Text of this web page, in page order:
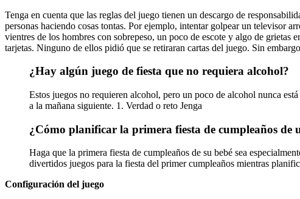
Tenga en cuenta que las reglas del juego tienen un descargo de
personas haciendo cosas tontas. Por ejemplo, intentar golpear un televisor
vientres de los hombres con sobrepeso, un poco de escote y algo de
tarjetas. Ninguno de ellos pidió que se retiraran cartas del juego. Sin
¿Hay algún juego de fiesta que no requiera alcohol?
Estos juegos no requieren alcohol, pero un poco de alcohol nunca
a la mañana siguiente. 1. Verdad o reto Jenga
¿Cómo planificar la primera fiesta de cumpleaños de
Haga que la primera fiesta de cumpleaños de su bebé sea
divertidos juegos para la fiesta del primer cumpleaños mientras
Configuración del juego